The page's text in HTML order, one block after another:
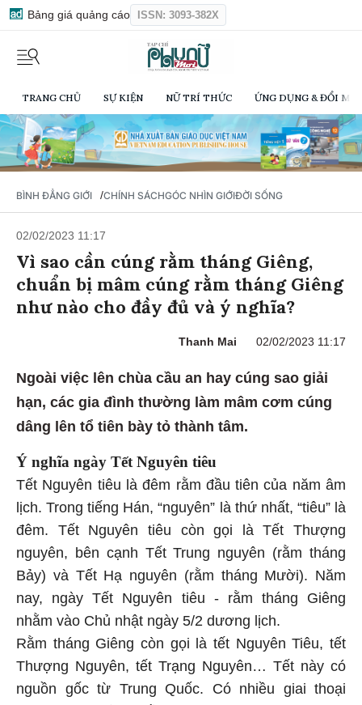
Bảng giá quảng cáo ISSN: 3093-382X
TRANG CHỦ SỰ KIỆN NỮ TRÍ THỨC ỨNG DỤNG & ĐỔI
BÌNH ĐẲNG GIỚI /CHÍNH SÁCHGÓC NHÌN GIỚIĐỜI SỐNG
02/02/2023 11:17
Vì sao cần cúng rằm tháng Giêng,
chuẩn bị mâm cúng rằm tháng Giêng
như nào cho đầy đủ và ý nghĩa?
Thanh Mai 02/02/2023 11:17
Ngoài việc lên chùa cầu an hay cúng sao giải
hạn, các gia đình thường làm mâm cơm cúng
dâng lên tổ tiên bày tỏ thành tâm.
Ý nghĩa ngày Tết Nguyên tiêu
Tết Nguyên tiêu là đêm rằm đầu tiên của năm âm
lịch. Trong tiếng Hán, “nguyên” là thứ nhất, “tiêu” là
đêm. Tết Nguyên tiêu còn gọi là Tết Thượng
nguyên, bên cạnh Tết Trung nguyên (rằm tháng
Bảy) và Tết Hạ nguyên (rằm tháng Mười). Năm
nay, ngày Tết Nguyên tiêu - rằm tháng Giêng
nhằm vào Chủ nhật ngày 5/2 dương lịch.
Rằm tháng Giêng còn gọi là tết Nguyên Tiêu, tết
Thượng Nguyên, tết Trạng Nguyên… Tết này có
nguồn gốc từ Trung Quốc. Có nhiều giai thoại